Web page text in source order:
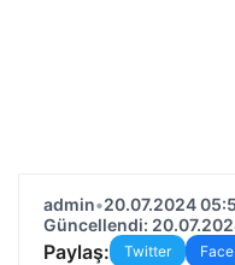
admin•20.07.2024
Güncellendi:
Paylaş: Twitter